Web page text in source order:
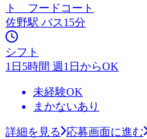
ト フードコート
佐野駅 バス15分
シフト
1日5時間 週1日からOK
未経験OK
まかないあり
詳細を見る
応募画面に進む